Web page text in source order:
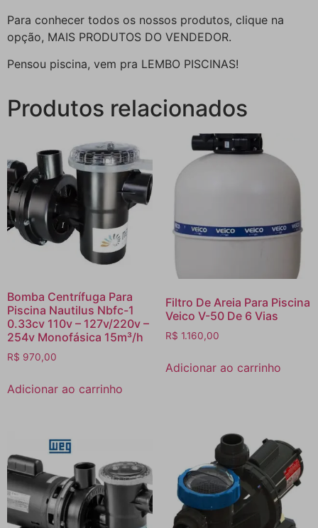
Para conhecer todos os nossos produtos, clique na
opção, MAIS PRODUTOS DO VENDEDOR.
Pensou piscina, vem pra LEMBO PISCINAS!
Produtos relacionados
Bomba Centrífuga Para
Piscina Nautilus Nbfc-1
0.33cv 110v – 127v/220v –
254v Monofásica 15m³/h
R$ 970,00
Adicionar ao carrinho
Filtro De Areia Para Piscina
Veico V-50 De 6 Vias
R$ 1.160,00
Adicionar ao carrinho